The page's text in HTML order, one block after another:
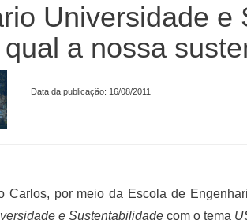
Universidade e
a nossa
Data da publicação: 16/08/2011
Carlos, por meio da Escola de
e Sustentabilidadecom o tema